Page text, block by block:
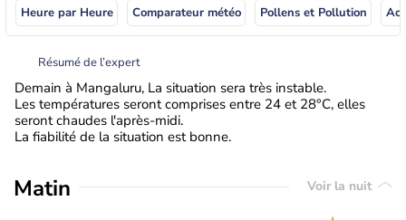
Heure par Heure Comparateur météo Pollens et Pollution
Résumé de l’expert
Demain à Mangaluru, La situation sera très instable.
Les températures seront comprises entre 24 et 28°C, elles
seront chaudes l'après-midi.
La fiabilité de la situation est bonne.
Matin Voir la nuit